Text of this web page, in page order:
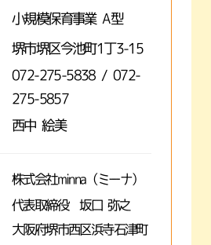
小規模保育事業 A型
堺市堺区今池町1丁3-15
072-275-5838 / 072-
275-5857
西中 絵美
株式会社minna（ミーナ）
代表取締役 坂口 弥之
大阪府堺市西区浜寺石津町